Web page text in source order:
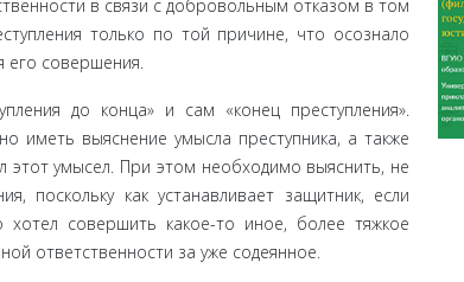
в связи с добровольным отка­зом в том
только по той причине, что осознало
его совершения.
до конца» и сам «конец престу­пления».
иметь выяснение умысла преступника, а также
этот умысел. При этом необходимо выяснить, не
посколь­ку как устанавливает защитник, если
хотел совершить какое-то иное, более тяжкое
ответственности за уже содеянное.